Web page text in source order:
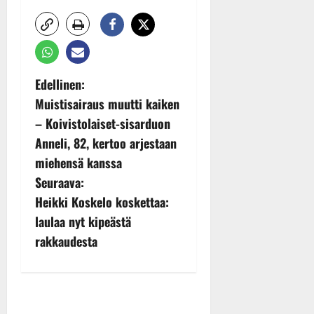
P
o
s
t
n
a
Edellinen:
Muistisairaus muutti kaiken
– Koivistolaiset-sisarduon
Anneli, 82, kertoo arjestaan
miehensä kanssa
Seuraava:
Heikki Koskelo koskettaa:
laulaa nyt kipeästä
rakkaudesta